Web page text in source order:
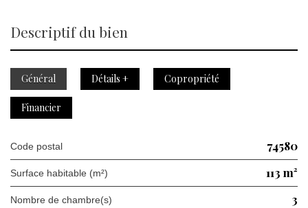
descriptif du bien
Général Détails + Copropriété
Financier
Code postal 74580
Surface habitable (m²) 113 m²
Nombre de chambre(s) 3